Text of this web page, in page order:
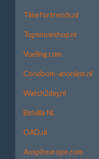
Timefortrends.nl
Topsnowshop.nl
Vueling.com
Condoom-anoniem.nl
Watch2day.nl
Belvilla NL
OAD.nl
Auspiteurope.com